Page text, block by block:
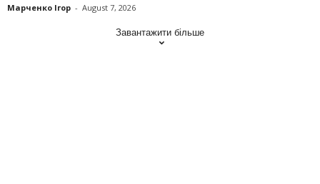
Марченко Ігор - August 7, 2026
Завантажити більше